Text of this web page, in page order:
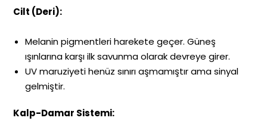
Cilt (Deri):
Melanin pigmentleri harekete geçer. Güneş
ışınlarına karşı ilk savunma olarak devreye girer.
UV maruziyeti henüz sınırı aşmamıştır ama sinyal
gelmiştir.
Kalp-Damar Sistemi: